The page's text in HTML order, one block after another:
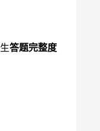
答题完整度